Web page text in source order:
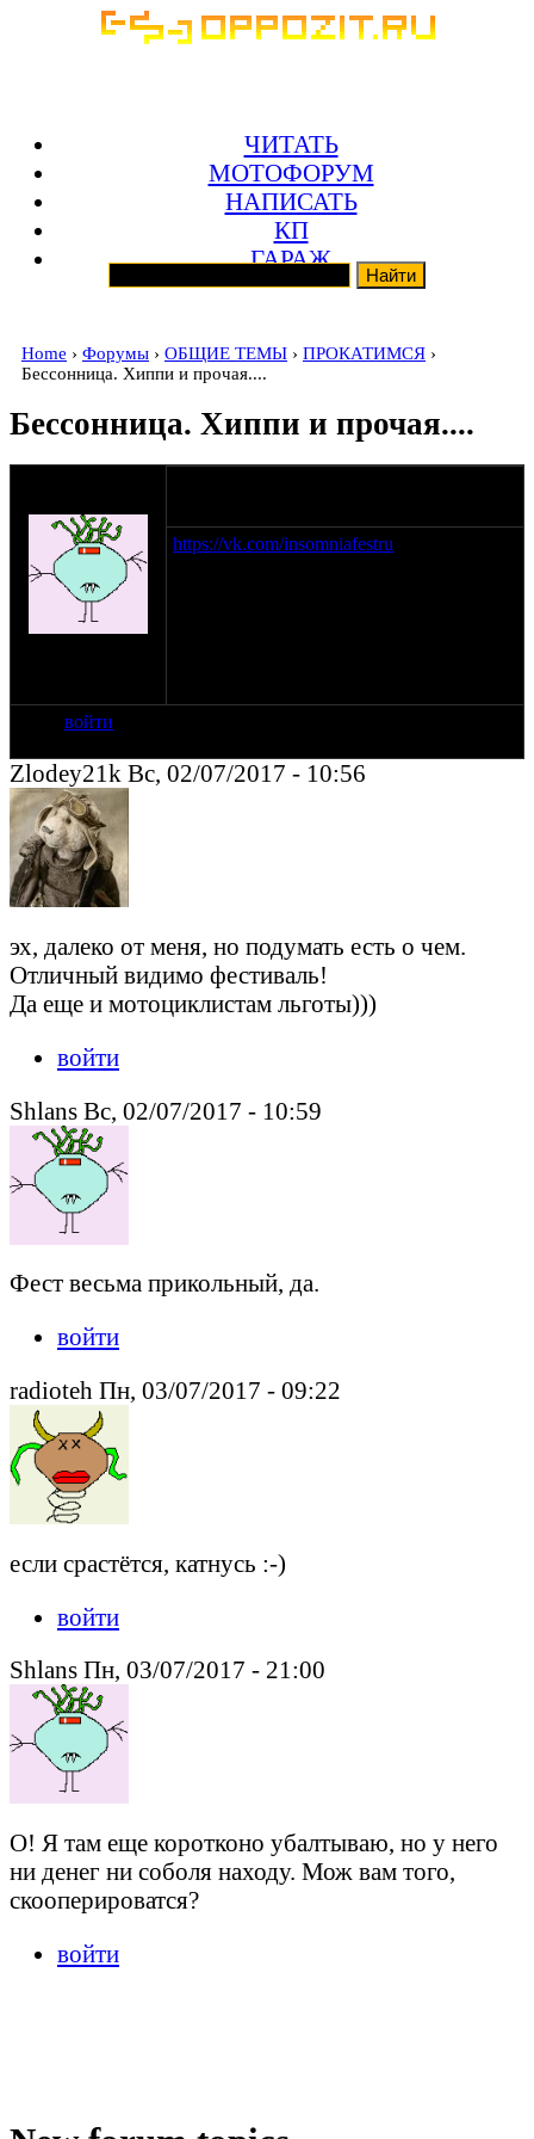
ЧИТАТЬ
МОТОФОРУМ
НАПИСАТЬ
КП
ГАРАЖ
Home › Форумы › ОБЩИЕ ТЕМЫ › ПРОКАТИМСЯ ›
Бессонница. Хиппи и прочая....
Бессонница. Хиппи и прочая....
https://vk.com/insomniafestru
войти
Zlodey21k Вс, 02/07/2017 - 10:56
эх, далеко от меня, но подумать есть о чем.
Отличный видимо фестиваль!
Да еще и мотоциклистам льготы)))
войти
Shlans Вс, 02/07/2017 - 10:59
Фест весьма прикольный, да.
войти
radioteh Пн, 03/07/2017 - 09:22
если срастётся, катнусь :-)
войти
Shlans Пн, 03/07/2017 - 21:00
О! Я там еще коротконо убалтываю, но у него
ни денег ни соболя находу. Мож вам того,
скооперироватся?
войти